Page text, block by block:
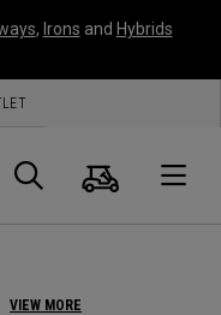
, Irons and Hybrids
Panier
VIEW MORE